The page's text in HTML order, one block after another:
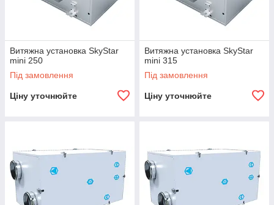
Витяжна установка SkyStar
mini 250
Під замовлення
Ціну уточнюйте
Витяжна установка SkyStar
mini 315
Під замовлення
Ціну уточнюйте